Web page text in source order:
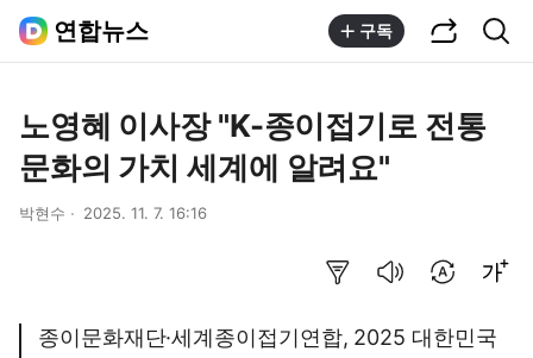
연합뉴스 구독
노영혜 이사장 "K-종이접기로 전통
문화의 가치 세계에 알려요"
박현수 2025. 11. 7. 16:16
종이문화재단·세계종이접기연합, 2025 대한민국